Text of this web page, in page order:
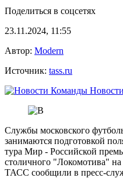
Поделиться в соцсетях
23.11.2024, 11:55
Автор: Modern
Источник: tass.ru
Службы московского
занимаются подготовкой
тура Мир - Российской
столичного "Локомотива"
ТАСС сообщили в пресс-